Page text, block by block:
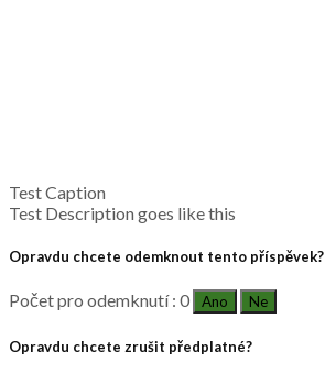
Test Caption
Test Description goes like this
Opravdu chcete odemknout tento příspěvek?
Počet pro odemknutí : 0 Ano Ne
Opravdu chcete zrušit předplatné?